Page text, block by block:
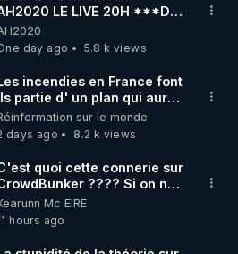
SUR ODYSEE
sont aussi sur la
LE LIVE 20H ***DU
08/2026*** 📷LE
RÉVEIL EST EN
MARCHE 📷
day ago
5.8 k views
incendies en France font
partie d' un plan qui aurait
le 11 septembre 2001
sur le monde
days ago
8.2 k views
quoi cette connerie sur
???? Si on ne
plus publier, c'est un
de la censure. Ne payez
pas les boucliers pour voir
vidéos, c'est une
Mc EIRE
hours ago